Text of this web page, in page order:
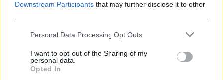
Downstream Participants that may further disclose it to other
Personal Data Processing Opt Outs
I want to opt-out of the Sharing of my
personal data.
Opted In
Hasznos